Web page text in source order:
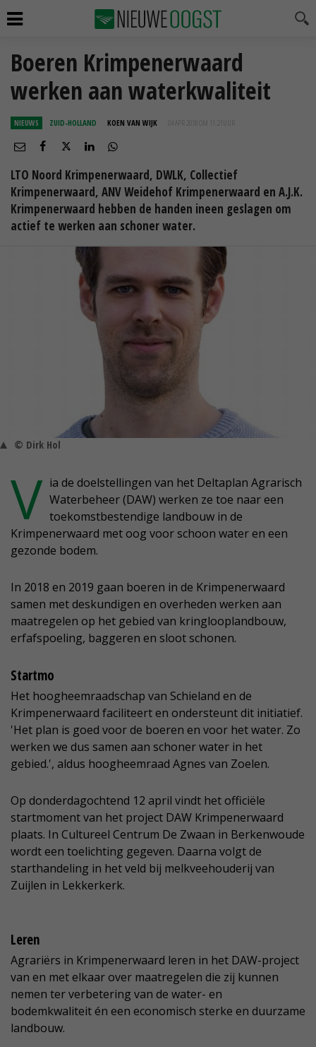
Boeren Krimpenerwaard
werken aan waterkwaliteit
NIEUWS ZUID-HOLLAND KOEN VAN WIJK 04 APR 2018 OM 11:21
LTO Noord Krimpenerwaard, DWLK, Collectief
Krimpenerwaard, ANV Weidehof Krimpenerwaard en A.J.K.
Krimpenerwaard hebben de handen ineen geslagen om
actief te werken aan schoner water.
© Dirk Hol
V ia de doelstellingen van het Deltaplan Agrarisch
Waterbeheer (DAW) werken ze toe naar een
toekomstbestendige landbouw in de
Krimpenerwaard met oog voor schoon water en een
gezonde bodem.
In 2018 en 2019 gaan boeren in de Krimpenerwaard
samen met deskundigen en overheden werken aan
maatregelen op het gebied van kringlooplandbouw,
erfafspoeling, baggeren en sloot schonen.
Startmo
Het hoogheemraadschap van Schieland en de
Krimpenerwaard faciliteert en ondersteunt dit initiatief.
'Het plan is goed voor de boeren en voor het water. Zo
werken we dus samen aan schoner water in het
gebied.', aldus hoogheemraad Agnes van Zoelen.
Op donderdagochtend 12 april vindt het officiële
startmoment van het project DAW Krimpenerwaard
plaats. In Cultureel Centrum De Zwaan in Berkenwoude
wordt een toelichting gegeven. Daarna volgt de
starthandeling in het veld bij melkveehouderij van
Zuijlen in Lekkerkerk.
Leren
Agrariërs in Krimpenerwaard leren in het DAW-project
van en met elkaar over maatregelen die zij kunnen
nemen ter verbetering van de water- en
bodemkwaliteit én een economisch sterke en duurzame
landbouw.